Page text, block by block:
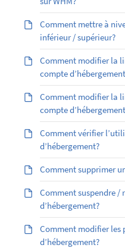
Comment mettre à
inférieur / supérieur?
Comment modifier la
compte
Comment modifier la
compte
Comment vérifier
d’hébergement?
Comment supprimer
Comment suspendre /
d’hébergement?
Comment modifier les
d’hébergement?